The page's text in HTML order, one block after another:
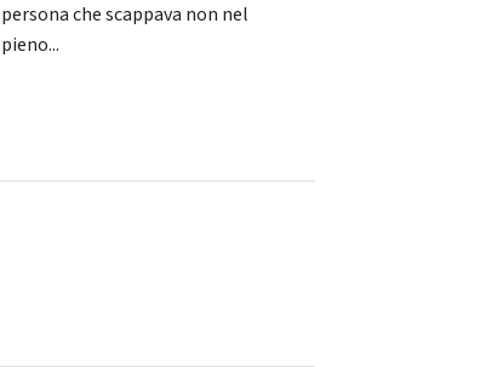
persona che scappava non nel
pieno...